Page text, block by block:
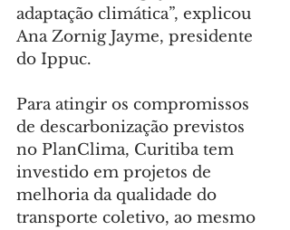
adaptação climática”, explicou
Ana Zornig Jayme, presidente
do Ippuc.
Para atingir os compromissos
de descarbonização previstos
no PlanClima, Curitiba tem
investido em projetos de
melhoria da qualidade do
transporte coletivo, ao mesmo